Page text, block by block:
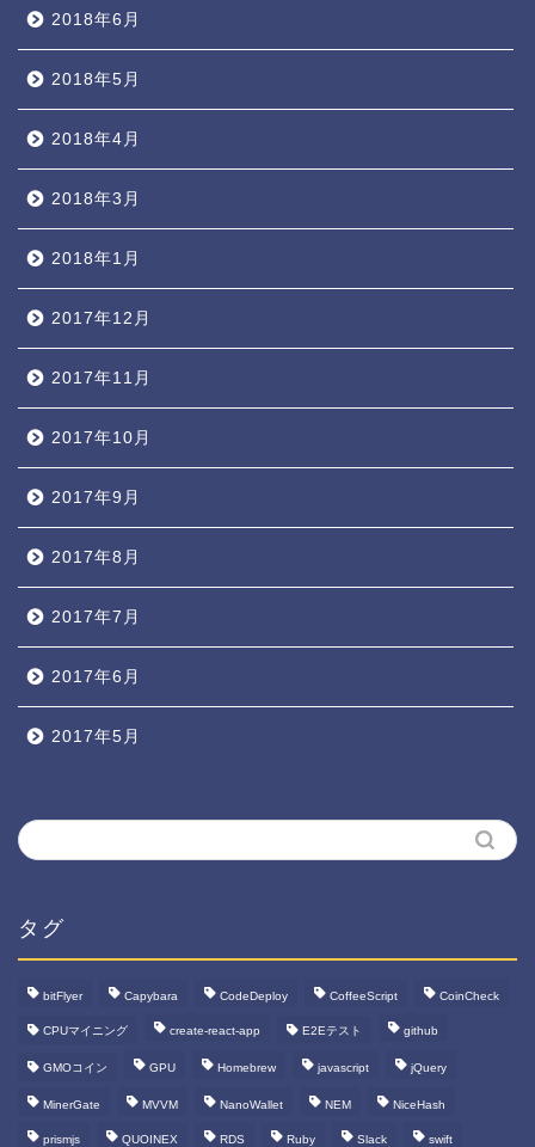
2018年6月
2018年5月
2018年4月
2018年3月
2018年1月
2017年12月
2017年11月
2017年10月
2017年9月
2017年8月
2017年7月
2017年6月
2017年5月
タグ
bitFlyer Capybara CodeDeploy CoffeeScript CoinCheck
CPUマイニング create-react-app E2Eテスト github
GMOコイン GPU Homebrew javascript jQuery
MinerGate MVVM NanoWallet NEM NiceHash
prismjs QUOINEX RDS Ruby Slack swift